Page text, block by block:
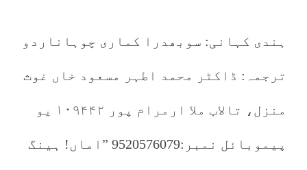
ہندی کہانی: سوبھدرا کماری چوہاناردو
ترجمہ: ڈاکٹر محمد اطہر مسعود خاں غوث
منزل، تالاب ملا ارمرام پور ۱۰۹۴۴۲ یو
پیموبائل نمبر:9520576079 ”اماں! ہینگ